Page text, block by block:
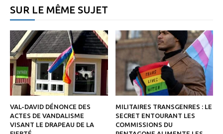
SUR LE MÊME SUJET
VAL-DAVID DÉNONCE DES
ACTES DE VANDALISME
VISANT LE DRAPEAU DE LA
MILITAIRES TRANSGENRES : LE
SECRET ENTOURANT LES
COMMISSIONS DU